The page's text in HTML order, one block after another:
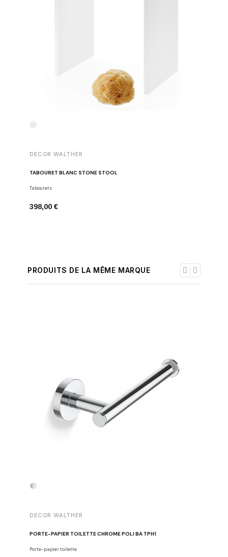
DECOR WALTHER
TABOURET BLANC STONE STOOL
Tabourets
398,00 €
PRODUITS DE LA MÊME MARQUE
DECOR WALTHER
PORTE-PAPIER TOILETTE CHROME POLI BA TPH1
Porte-papier toilette